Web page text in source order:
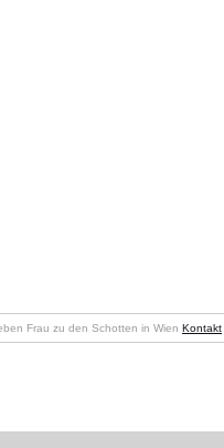
Frau zu den Schotten in Wien Kontakt